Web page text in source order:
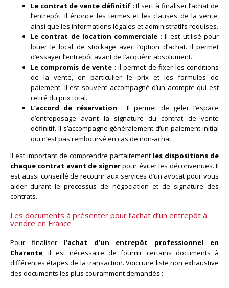
Le contrat de vente définitif: Il sert à finaliser l’achat de
l’entrepôt. Il énonce les termes et les clauses de la vente,
ainsi que les informations légales et administratifs requises.
Le contrat de location commerciale : Il est utilisé pour
louer le local de stockage avec l’option d’achat. Il permet
d’essayer l’entrepôt avant de l’acquérir absolument.
Le compromis de vente : Il permet de fixer les conditions
de la vente, en particulier le prix et les formules de
paiement. Il est souvent accompagné d’un acompte qui est
retiré du prix total.
L’accord de réservation : Il permet de geler l’espace
d’entreposage avant la signature du contrat de vente
définitif. Il s’accompagne généralement d’un paiement initial
qui n’est pas remboursé en cas de non-achat.
Il est important de comprendre parfaitement les dispositions de
chaque contrat avant de signerpour éviter les déconvenues. Il
est aussi conseillé de recourir aux services d’un avocat pour vous
aider durant le processus de négociation et de signature des
contrats.
Les documents à présenter pour l’achat d’un entrepôt à
vendre en France
Pour finaliser l’achat d’un entrepôt professionnel en
Charente , il est nécessaire de fournir certains documents à
différentes étapes de la transaction. Voici une liste non exhaustive
des documents les plus couramment demandés :